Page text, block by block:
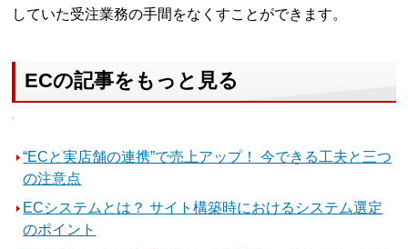
していた受注業務の手間をなくすことができます。
ECの記事をもっと見る
“ECと実店舗の連携”で売上アップ！ 今できる工夫と三つ
の注意点
ECシステムとは？ サイト構築時におけるシステム選定
のポイント